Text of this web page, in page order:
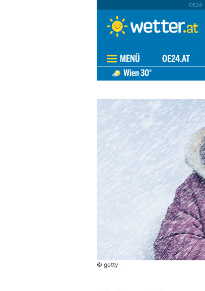
OE24
MENÜ OE24.AT
Wien30°
© getty